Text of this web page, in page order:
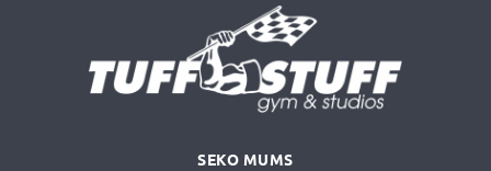
SEKO MUMS